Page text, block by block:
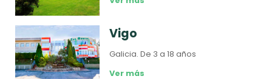
Vigo
Galicia.De 3 a 18 años
Ver más